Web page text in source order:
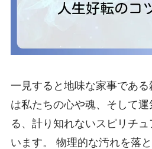
一見すると地味な家事であ
は私たちの心や魂、そして
る、計り知れないスピリチ
います。 物理的な汚れを落